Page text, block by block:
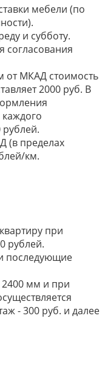
мебели (по
и субботу.
согласования
от МКАД стоимость
2000 руб. В
каждого
(в пределах
км.
при
рублей.
последующие
мм и при
- 300 руб. и далее